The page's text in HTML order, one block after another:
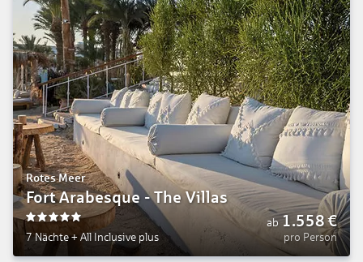
Rotes Meer
Fort Arabesque - The Villas
5
7 Nächte+ All Inclusive plus
ab 1.558€
pro Person